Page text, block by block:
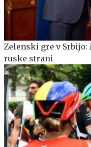
Zelenski gre v
ruske strani